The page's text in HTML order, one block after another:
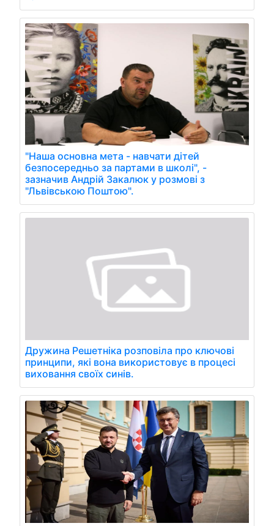
"Наша основна мета - навчати дітей
безпосередньо за партами в школі", -
зазначив Андрій Закалюк у розмові з
"Львівською Поштою".
Дружина Решетніка розповіла про ключові
принципи, які вона використовує в процесі
виховання своїх синів.